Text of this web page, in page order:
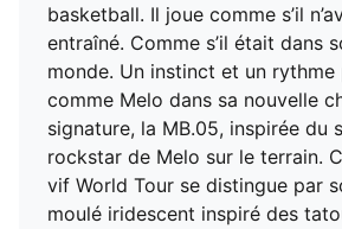
basketball. Il joue comme s’il
entraîné. Comme s’il était dans
monde. Un instinct et un rythme
comme Melo dans sa nouvelle
signature, la MB.05, inspirée du
rockstar de Melo sur le terrain.
vif World Tour se distingue par
moulé iridescent inspiré des